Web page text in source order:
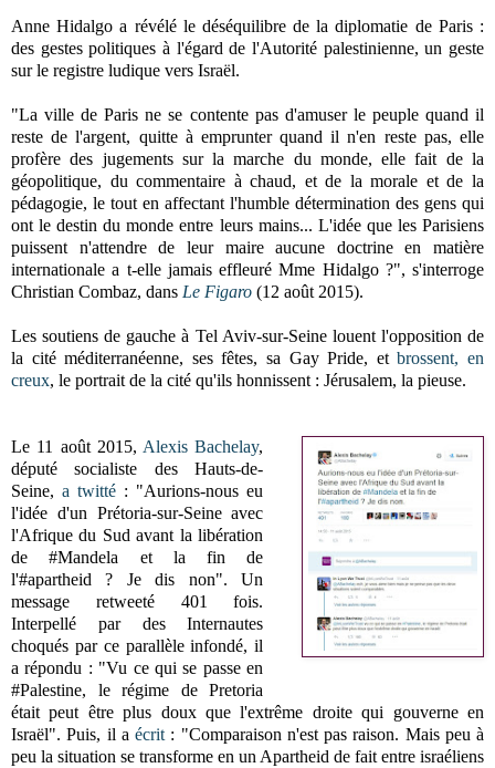
Anne Hidalgo a révélé le déséquilibre de la diplomatie de Paris :
des gestes politiques à l'égard de l'Autorité palestinienne, un geste
sur le registre ludique vers Israël.
"La ville de Paris ne se contente pas d'amuser le peuple quand il
reste de l'argent, quitte à emprunter quand il n'en reste pas, elle
profère des jugements sur la marche du monde, elle fait de la
géopolitique, du commentaire à chaud, et de la morale et de la
pédagogie, le tout en affectant l'humble détermination des gens qui
ont le destin du monde entre leurs mains... L'idée que les Parisiens
puissent n'attendre de leur maire aucune doctrine en matière
internationale a t-elle jamais effleuré Mme Hidalgo ?", s'interroge
Christian Combaz, dans Le Figaro (12 août 2015).
Les soutiens de gauche à Tel Aviv-sur-Seine louent l'opposition de
la cité méditerranéenne, ses fêtes, sa Gay Pride, etbrossent, en
creux, le portrait de la cité qu'ils honnissent : Jérusalem, la pieuse.
Le 11 août 2015, Alexis Bachelay,
député socialiste des Hauts-de-
Seine,a twitté : "Aurions-nous eu
l'idée d'un Prétoria-sur-Seine avec
l'Afrique du Sud avant la libération
de #Mandela et la fin de
l'#apartheid ? Je dis non". Un
message retweeté 401 fois.
Interpellé par des Internautes
choqués par ce parallèle infondé, il
a répondu : "Vu ce qui se passe en
#Palestine, le régime de Pretoria
était peut être plus doux que l'extrême droite qui gouverne en
Israël". Puis, il a écrit : "Comparaison n'est pas raison. Mais peu à
peu la situation se transforme en un Apartheid de fait entre israéliens